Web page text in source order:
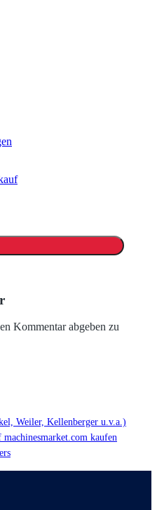
Kommentar abgeben zu
Weiler, Kellenberger u.v.a.)
kaufen